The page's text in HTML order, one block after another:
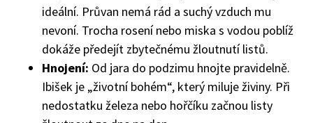
ideální. Průvan nemá rád a suchý vzduch mu
nevoní. Trocha rosení nebo miska s vodou poblíž
dokáže předejít zbytečnému žloutnutí listů.
Hnojení: Od jara do podzimu hnojte pravidelně.
Ibišek je „životní bohém“, který miluje živiny. Při
nedostatku železa nebo hořčíku začnou listy